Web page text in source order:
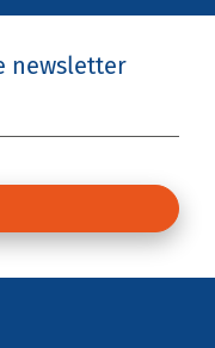
newsletter